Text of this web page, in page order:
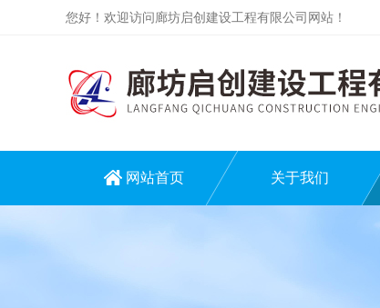
您好！欢迎访问廊坊启创建设工程有限公司网站！
网站首页 关于我们